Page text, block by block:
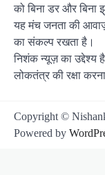
को बिना डर और
यह मंच जनता की
का संकल्प रखता है।
निशंक न्यूज़ का उद्देश्य
लोकतंत्र की रक्षा
Copyright ©
Powered by